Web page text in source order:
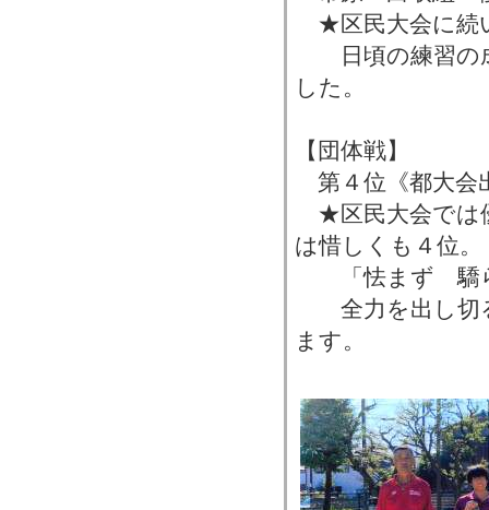
★区民大会に続
日頃の練習の
した。
【団体戦】
第４位《都大会
★区民大会では
は惜しくも４位。
「怯まず 驕
全力を出し切
ます。